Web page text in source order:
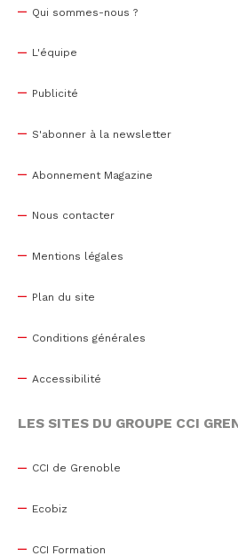
Qui sommes-nous ?
L'équipe
Publicité
S'abonner à la newsletter
Abonnement Magazine
Nous contacter
Mentions légales
Plan du site
Conditions générales
Accessibilité
LES SITES DU GROUPE CCI
CCI de Grenoble
Ecobiz
CCI Formation